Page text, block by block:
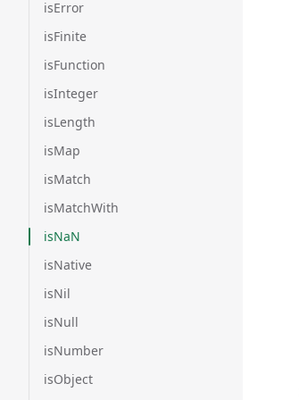
isError
isFinite
isFunction
isInteger
isLength
isMap
isMatch
isMatchWith
isNaN
isNative
isNil
isNull
isNumber
isObject